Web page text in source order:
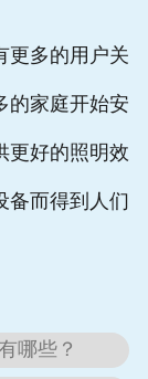
更多的用户关
的家庭开始安
更好的照明效
备而得到人们
哪些？